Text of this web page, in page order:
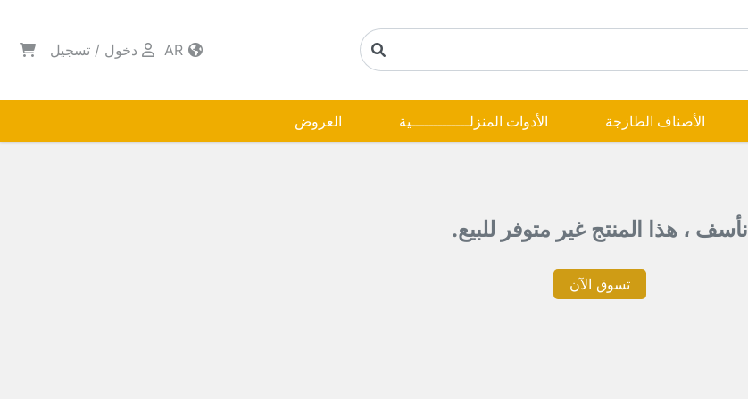
دخول / تسجيل
الأصناف الطازجة الأدوات المنزلـــــــــــــية العروض
نأسف ، هذا المنتج غير متوفر للبيع.
تسوق الآن